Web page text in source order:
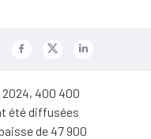
400 400
été diffusées
de 47 900